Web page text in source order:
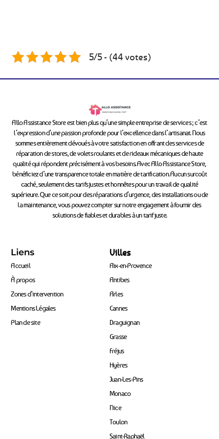
5/5 - (44 votes)
Allo Assistance Store est bien plus qu’une simple entreprise de services ; c’est
l’expression d’une passion profonde pour l’excellence dans l’artisanat. Nous
sommes entièrement dévoués à votre satisfaction en offrant des services de
réparation de stores, de volets roulants et de rideaux mécaniques de haute
qualité qui répondent précisément à vos besoins. Avec Allo Assistance Store,
bénéficiez d’une transparence totale en matière de tarification. Aucun surcoût
caché, seulement des tarifs justes et honnêtes pour un travail de qualité
supérieure. Que ce soit pour des réparations d’urgence, des installations ou de
la maintenance, vous pouvez compter sur notre engagement à fournir des
solutions de fiables et durables à un tarif juste.
Liens
Accueil
À propos
Zones d’intervention
Mentions Légales
Plan de site
Villes
Aix-en-Provence
Antibes
Arles
Cannes
Draguignan
Grasse
Fréjus
Hyères
Juan-Les-Pins
Monaco
Nice
Toulon
Saint-Raphaël